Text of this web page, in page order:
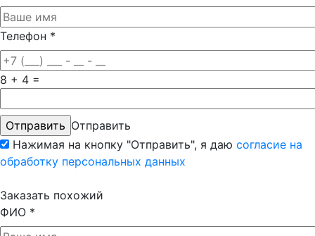
Телефон *
8 + 4 =
Отправить
Нажимая на кнопку "Отправить", я даю согласие на
обработку персональных данных
Заказать похожий
ФИО *